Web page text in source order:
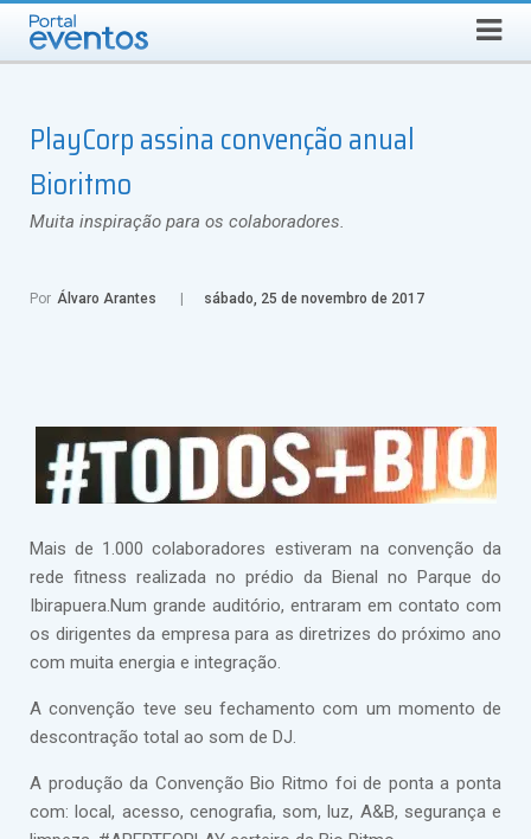
DOMINGO, 9 DE AGOSTO DE 2026 Busca
PlayCorp assina convenção anual
Bioritmo
Muita inspiração para os colaboradores.
Por Álvaro Arantes sábado, 25 de novembro de 2017
Mais de 1.000 colaboradores estiveram na convenção da
rede fitness realizada no prédio da Bienal no Parque do
Ibirapuera.Num grande auditório, entraram em contato com
os dirigentes da empresa para as diretrizes do próximo ano
com muita energia e integração.
A convenção teve seu fechamento com um momento de
descontração total ao som de DJ.
A produção da Convenção Bio Ritmo foi de ponta a ponta
com: local, acesso, cenografia, som, luz, A&B, segurança e